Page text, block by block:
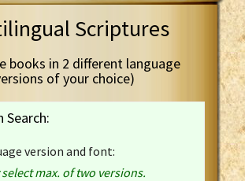
Scriptures
books in 2 different language
of your choice)
Search:
version and font:
max. of two versions.